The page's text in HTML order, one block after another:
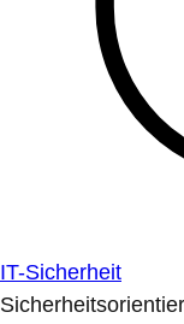
IT-Sicherheit